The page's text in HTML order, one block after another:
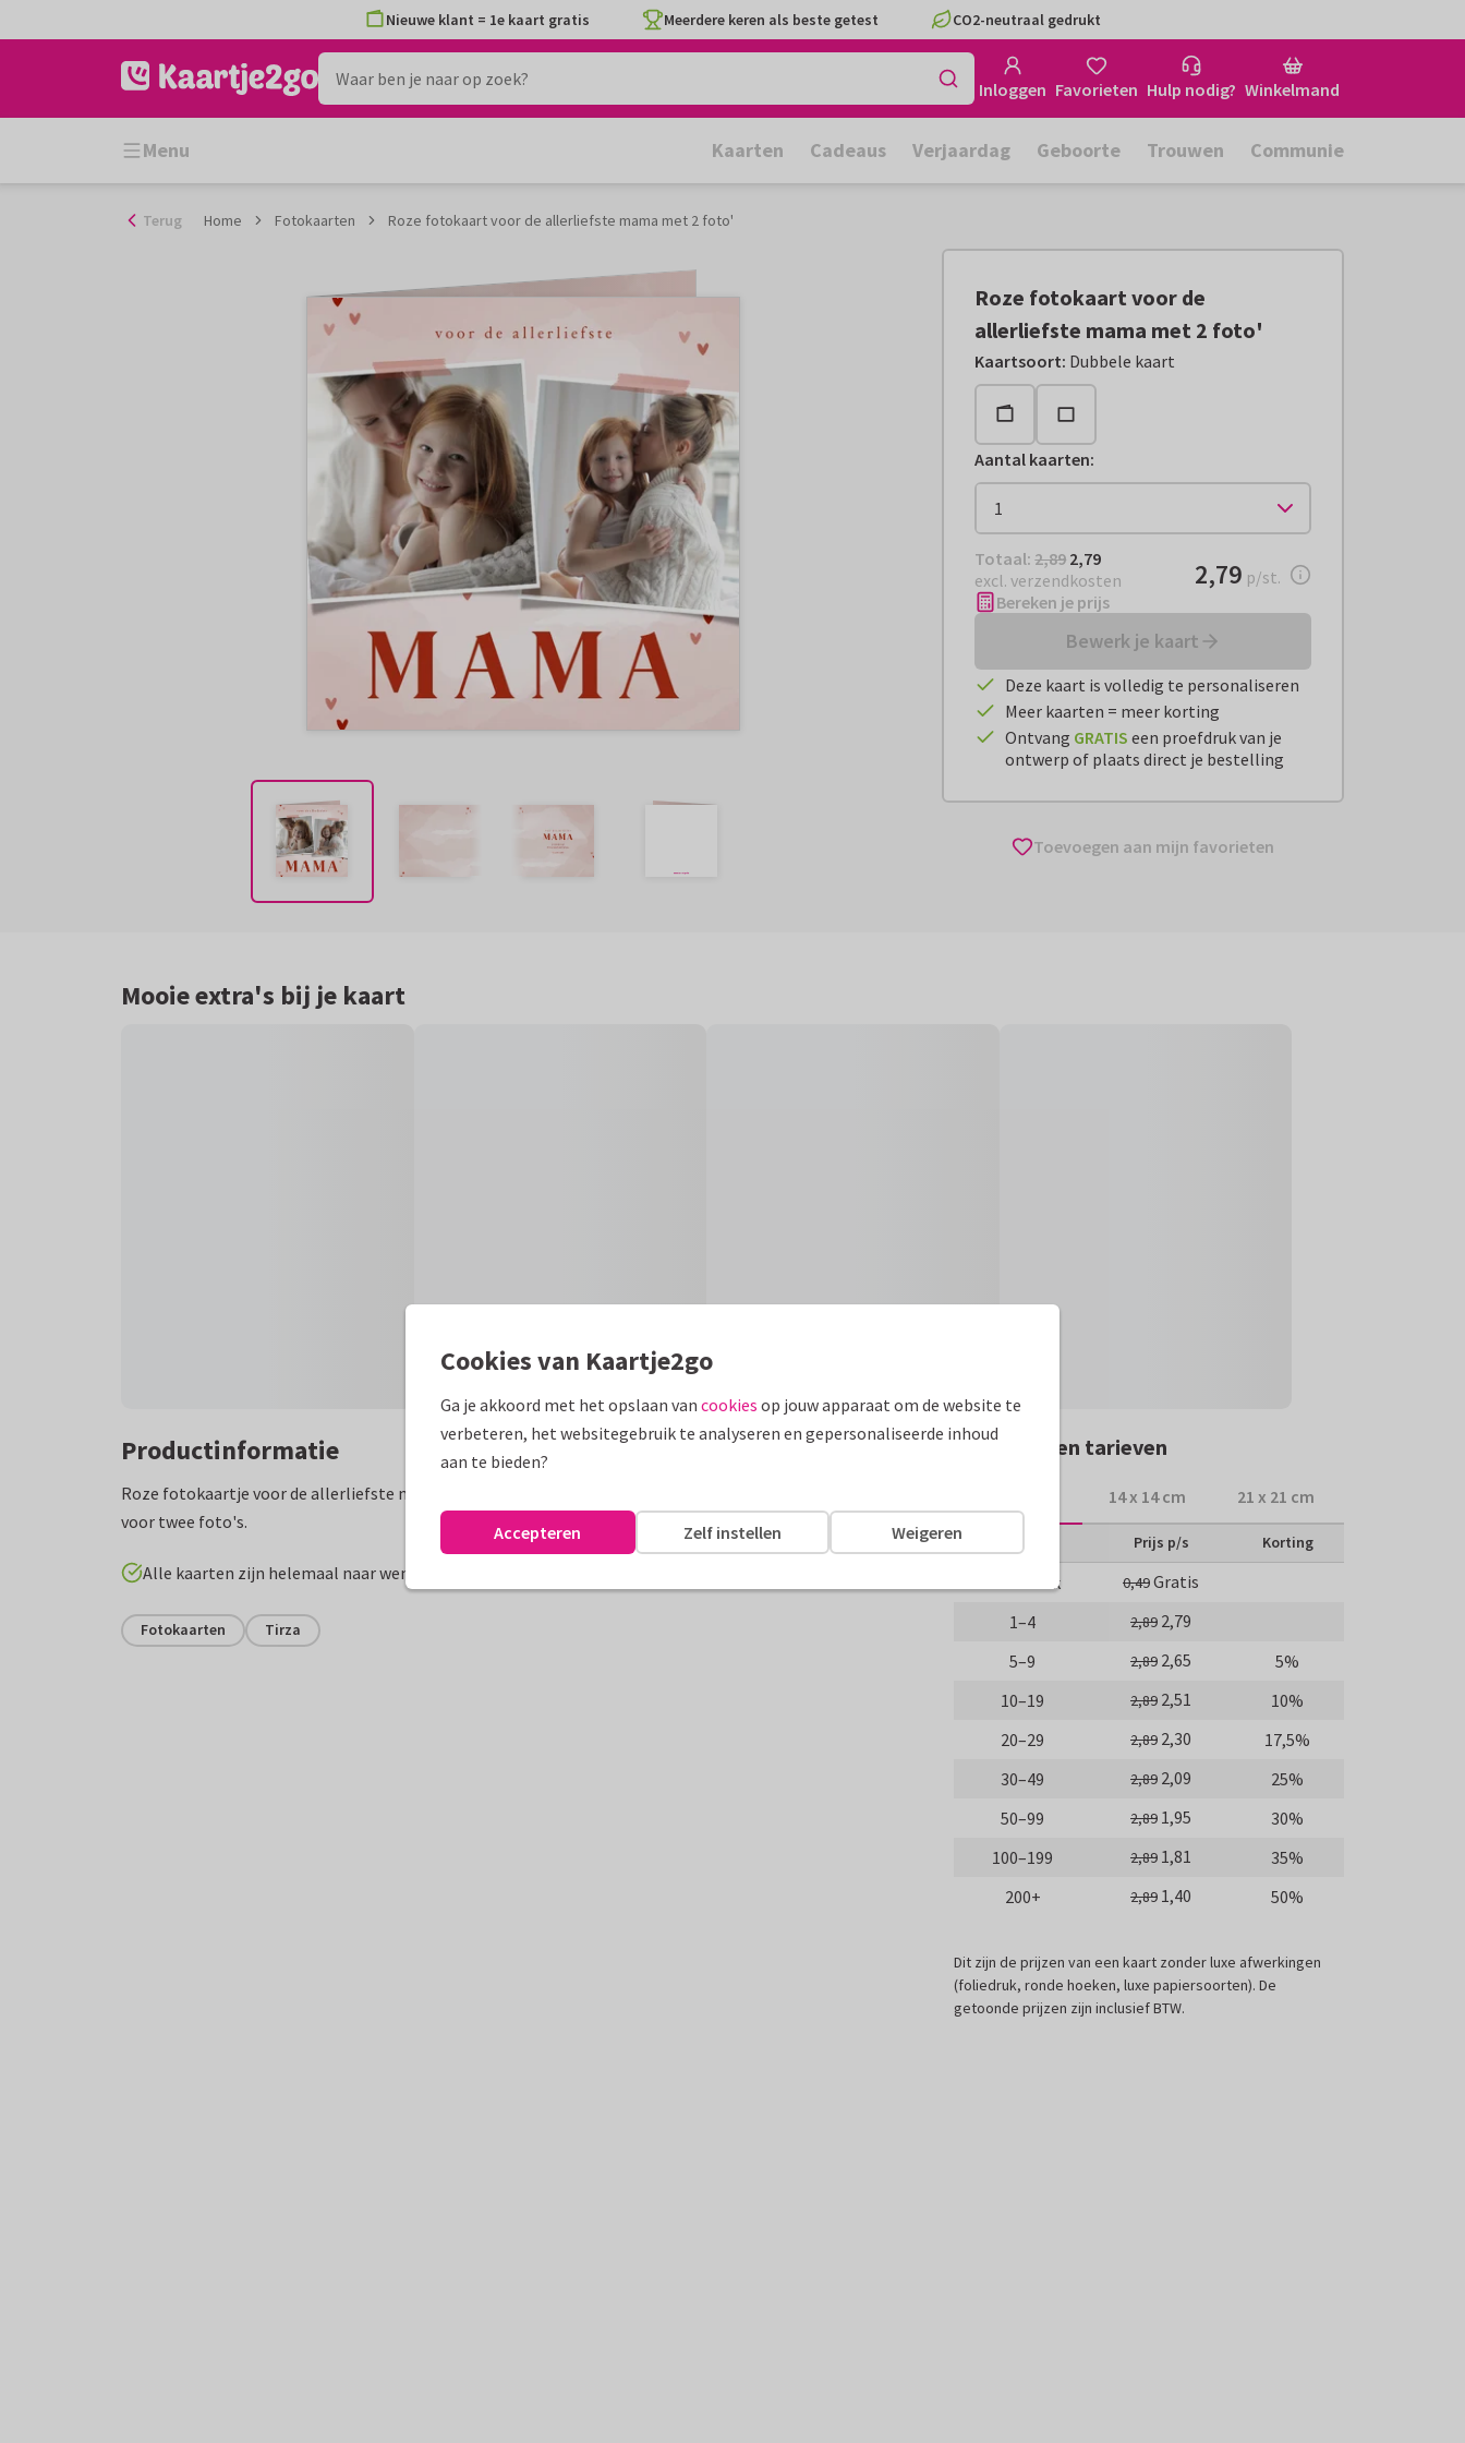
naar
Nieuwe klant = 1e kaart gratis Meerdere keren als beste getest CO2-neutraal gedrukt
Inloggen Favorieten Hulp nodig? Winkelmand
Menu Kaarten Cadeaus Verjaardag Geboorte Trouwen Communie
Terug Home Fotokaarten Roze fotokaart voor de allerliefste mama met 2 foto'
Roze fotokaart voor de
allerliefste mama met 2 foto'
Kaartsoort: Dubbele kaart
Aantal kaarten:
Totaal: € 2,79
Totaal: 2,89 2,79
excl. verzendkosten
€ 2,79per stuk
2,79 p/st.
Bereken je prijs
Bewerk je kaart
Deze kaart is volledig te personaliseren
Meer kaarten = meer korting
Ontvang GRATIS een proefdruk van je
ontwerp of plaats direct je bestelling
Toevoegen aan mijn favorieten
Mooie extra's bij je kaart
Productinformatie
Roze fotokaartje voor de allerliefste mama! Met waterverf, hartjes en ruimte
voor twee foto's.
Alle kaarten zijn helemaal naar wens aan te passen
Fotokaarten Tirza
Formaten en tarieven
14 x 14 cm 21 x 21 cm
Prijs p/s Korting
Proefdruk 0,49Gratis
1–4
2,89 2,79
5–9
2,89 2,65
5%
10–19
2,89 2,51
10%
20–29
2,89 2,30
17,5%
30–49
2,89 2,09
25%
50–99
2,89 1,95
30%
100–199
2,89 1,81
35%
200+
2,89 1,40 50%
Dit zijn de prijzen van een kaart zonder luxe afwerkingen
(foliedruk, ronde hoeken, luxe papiersoorten). De
getoonde prijzen zijn inclusief BTW.
Cookies van Kaartje2go
Ga je akkoord met het opslaan van cookies op jouw apparaat om de website te
verbeteren, het websitegebruik te analyseren en gepersonaliseerde inhoud
aan te bieden?
Weigeren
Zelf instellen
Accepteren